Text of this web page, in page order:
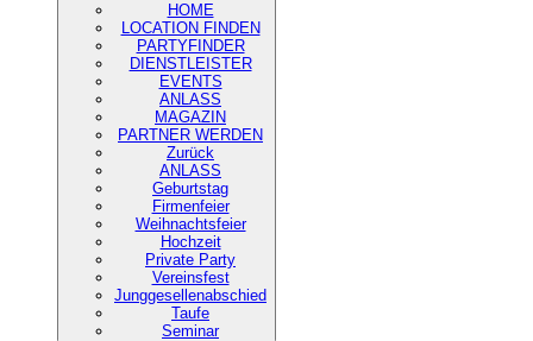
HOME
LOCATION FINDEN
PARTYFINDER
DIENSTLEISTER
EVENTS
ANLASS
MAGAZIN
PARTNER WERDEN
Zurück
ANLASS
Geburtstag
Firmenfeier
Weihnachtsfeier
Hochzeit
Private Party
Vereinsfest
Junggesellenabschied
Taufe
Seminar